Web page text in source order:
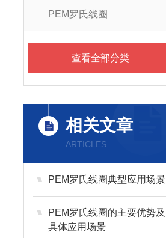
PEM罗氏线圈
查看全部分类
相关文章
ARTICLES
PEM罗氏线圈典型应用场景
PEM罗氏线圈的主要优势及
具体应用场景